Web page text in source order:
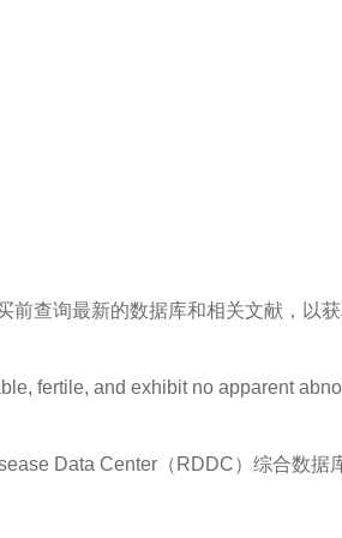
查询最新的数据库和相关文献，以获
fertile, and exhibit no apparent
Data Center（RDDC）综合数据